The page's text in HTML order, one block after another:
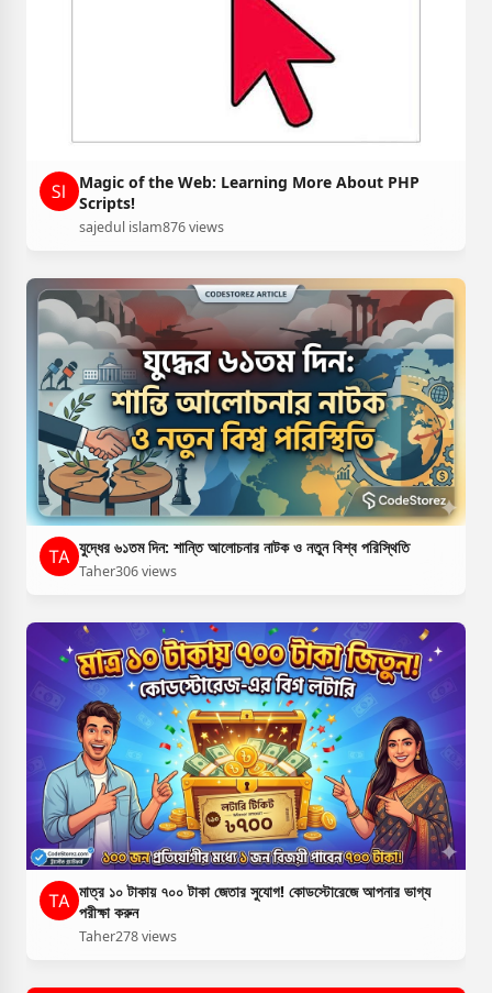
Magic of the Web: Learning More About PHP
Scripts!
sajedul islam876 views
যুদ্ধের ৬১তম দিন: শান্তি আলোচনার নাটক ও নতুন বিশ্ব পরিস্থিতি
Taher306 views
মাত্র ১০ টাকায় ৭০০ টাকা জেতার সুযোগ! কোডস্টোরেজে আপনার ভাগ্য
পরীক্ষা করুন
Taher278 views